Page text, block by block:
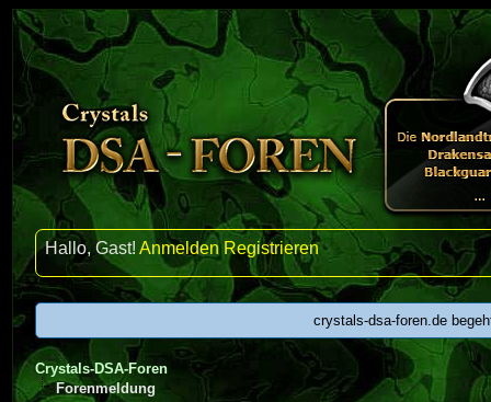
Hallo, Gast!Anmelden Registrieren
crystals-dsa-foren.de
Crystals-DSA-Foren
Forenmeldung